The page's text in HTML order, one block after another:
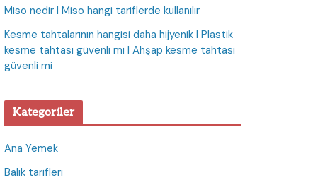
Miso nedir I Miso hangi tariflerde kullanılır
Kesme tahtalarının hangisi daha hijyenik I Plastik
kesme tahtası güvenli mi I Ahşap kesme tahtası
güvenli mi
Kategoriler
Ana Yemek
Balık tarifleri